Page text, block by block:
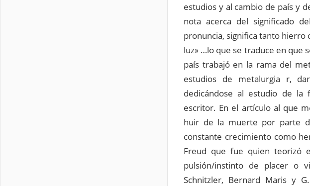
estudios y al cambio de país y
nota acerca del significado
pronuncia, significa tanto hierro
luz» …lo que se traduce en que
país trabajó en la rama del
estudios de metalurgia r,
dedicándose al estudio de
escritor. En el artículo al que
huir de la muerte por parte
constante crecimiento como
Freud que fue quien teorizó
pulsión/instinto de placer o
Schnitzler, Bernard Maris y